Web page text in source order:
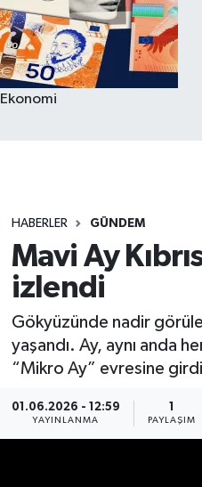
Ekonomi
HABERLER GÜNDEM
Mavi Ay
izlendi
Gökyüzünde nadir
yaşandı. Ay, aynı anda
“Mikro Ay” evresine
01.06.2026 - 12:59
YAYINLANMA
1
PAYLAŞIM